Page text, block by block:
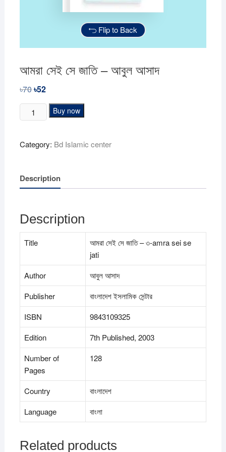
Flip to Back
আমরা সেই সে জাতি – আবুল আসাদ
৳70Original
was:
৳70.
৳52Current
is:
৳52.
আমরা
সেই
জাতি
আসাদ
Buy now
Category: Bd Islamic center
Description
Description
Title
আমরা সেই সে জাতি – ৩-amra sei se
jati
Author
আবুল আসাদ
Publisher
বাংলাদেশ ইসলামিক সেন্টার
ISBN
9843109325
Edition
7th Published, 2003
Number of
Pages
128
Country
বাংলাদেশ
Language
বাংলা
Related products